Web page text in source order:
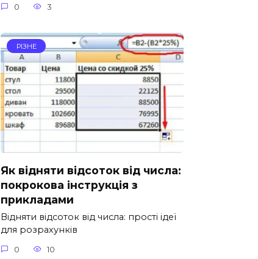
0 3
РІЗНЕ
Як відняти відсоток від числа:
покрокова інструкція з
прикладами
Відняти відсоток від числа: прості ідеї
для розрахунків
0 10